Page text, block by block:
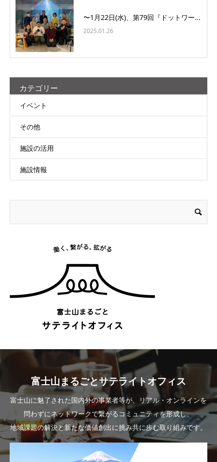
〜1月22日(水)、第79回『ドットワー...
2025.01.26
カテゴリー
イベント
その他
施設の活用
施設情報
富士山まるごとサテライトオフィス
富士山に魅了された国内外の事業者等が、リアル・オンラインを
問わずにネットワークで繋がるコミュニティを形成し、
地域課題の解決と新たな価値創出に挑み共に歩む取り組みです。